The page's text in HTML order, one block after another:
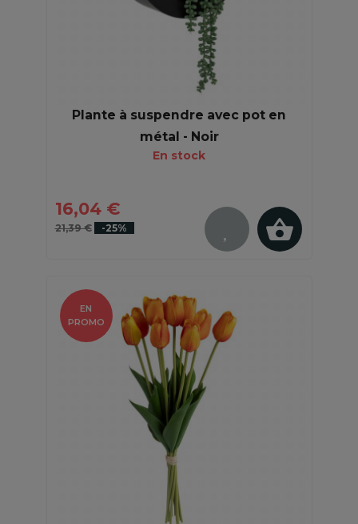
Plante à suspendre avec pot en
métal - Noir
En stock
16,04 €
21,39 € -25%
EN
PROMO